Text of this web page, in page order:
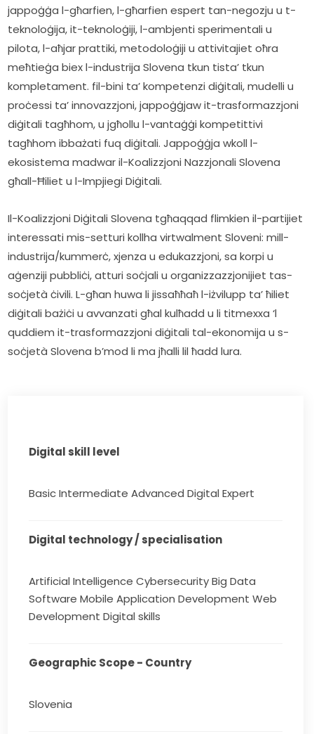
jappoġġa l-għarfien, l-għarfien espert tan-negozju u t-
teknoloġija, it-teknoloġiji, l-ambjenti sperimentali u
pilota, l-aħjar prattiki, metodoloġiji u attivitajiet oħra
meħtieġa biex l-industrija Slovena tkun tista’ tkun
kompletament. fil-bini ta’ kompetenzi diġitali, mudelli u
proċessi ta’ innovazzjoni, jappoġġjaw it-trasformazzjoni
diġitali tagħhom, u jgħollu l-vantaġġi kompetittivi
tagħhom ibbażati fuq diġitali. Jappoġġja wkoll l-
ekosistema madwar il-Koalizzjoni Nazzjonali Slovena
għall-Ħiliet u l-Impjiegi Diġitali.
Il-Koalizzjoni Diġitali Slovena tgħaqqad flimkien il-partijiet
interessati mis-setturi kollha virtwalment Sloveni: mill-
industrija/kummerċ, xjenza u edukazzjoni, sa korpi u
aġenziji pubbliċi, atturi soċjali u organizzazzjonijiet tas-
soċjetà ċivili. L-għan huwa li jissaħħaħ l-iżvilupp ta’ ħiliet
diġitali bażiċi u avvanzati għal kulħadd u li titmexxa ‘l
quddiem it-trasformazzjoni diġitali tal-ekonomija u s-
soċjetà Slovena b’mod li ma jħalli lil ħadd lura.
Digital skill level
Basic Intermediate Advanced Digital Expert
Digital technology / specialisation
Artificial Intelligence Cybersecurity Big Data
Software Mobile Application Development Web
Development Digital skills
Geographic Scope - Country
Slovenia